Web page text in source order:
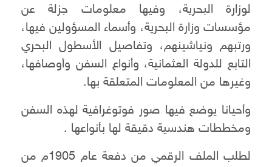
لوزارة البحرية، وفيها معلومات جزلة عن
مؤسسات وزارة البحرية، وأسماء المسؤولين فيها،
ورتبهم ونياشينهم، وتفاصيل الأسطول البحري
التابع للدولة العثمانية، وأنواع السفن وأوصافها،
وغيرها من المعلومات المتعلقة بها.
وأحيانا يوضع فيها صور فوتوغرافية لهذه السفن
ومخططات هندسية دقيقة لها بأنواعها .
لطلب الملف الرقمي من دفعة عام 1905م من